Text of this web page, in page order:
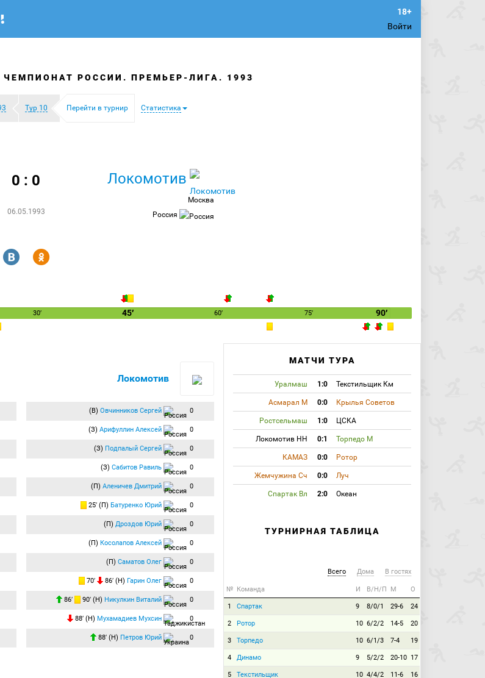
Войти
ЧЕМПИОНАТ РОССИИ. ПРЕМЬЕР-ЛИГА. 1993
Тур 10 Перейти в турнир Статистика
0 : 0
06.05.1993
Локомотив
Москва
Россия
R Y
30′ 45′ 60′ 75′ 90′
Локомотив
(В) Овчинников Сергей 0
(З) Арифуллин Алексей 0
(З) Подпалый Сергей 0
(З) Сабитов Равиль 0
(П) Аленичев Дмитрий 0
25′ (П) Батуренко Юрий 0
(П) Дроздов Юрий 0
(П) Косолапов Алексей 0
(П) Саматов Олег 0
70′ 86′ (Н) Гарин Олег 0
86′ 90′ (Н) Никулкин Виталий 0
88′ (Н) Мухамадиев Мухсин 0
88′ (Н) Петров Юрий 0
МАТЧИ ТУРА
Уралмаш 1:0 Текстильщик Км
Асмарал М 0:0 Крылья Советов
Ростсельмаш 1:0 ЦСКА
Локомотив НН 0:1 Торпедо М
КАМАЗ 0:0 Ротор
Жемчужина Сч 0:0 Луч
Спартак Вл 2:0 Океан
ТУРНИРНАЯ ТАБЛИЦА
Всего Дома В гостях
№ Команда И В/Н/П М О
1 Спартак 9 8/0/1 29-6 24
2 Ротор 10 6/2/2 14-5 20
3 Торпедо 10 6/1/3 7-4 19
4 Динамо 9 5/2/2 20-10 17
5 Текстильщик 10 4/4/2 11-6 16